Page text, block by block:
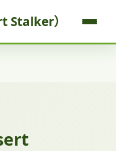
Stalker）